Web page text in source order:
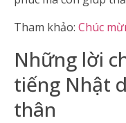
Tham khảo: Chúc
Những lời
tiếng Nhật
thân